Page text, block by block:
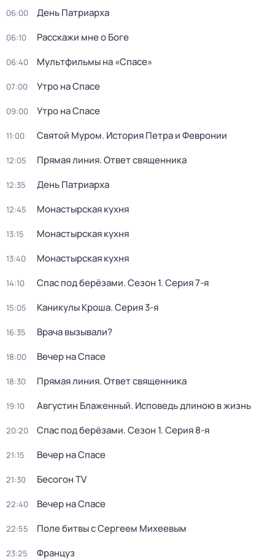
06:00 День Патриарха
06:10 Расскажи мне о Боге
06:40 Мультфильмы на «Спасе»
07:00 Утро на Спасе
09:00 Утро на Спасе
11:00 Святой Муром. История Петра и Февронии
12:05 Прямая линия. Ответ священника
12:35 День Патриарха
12:45 Монастырская кухня
13:15 Монастырская кухня
13:40 Монастырская кухня
14:10 Спас под берёзами. Сезон 1. Серия 7-я
15:05 Каникулы Кроша. Серия 3-я
16:35 Врача вызывали?
18:00 Вечер на Спасе
18:30 Прямая линия. Ответ священника
19:10 Августин Блаженный. Исповедь длиною в жизнь
20:20 Спас под берёзами. Сезон 1. Серия 8-я
21:15 Вечер на Спасе
21:30 Бесогон TV
22:40 Вечер на Спасе
22:55 Поле битвы с Сергеем Михеевым
23:25 Француз